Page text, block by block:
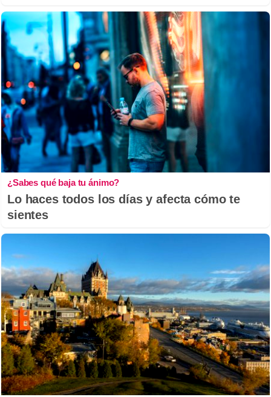
¿Sabes qué baja tu ánimo?
Lo haces todos los días y afecta cómo te
sientes